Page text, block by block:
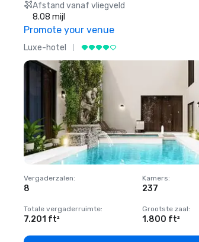
Afstand vanaf vliegveld
8.08 mijl
Promote your venue
Luxe-hotel
Vergaderzalen:
8
Kamers:
237
Totale vergaderruimte:
7.201 ft²
Grootste zaal:
1.800 ft²